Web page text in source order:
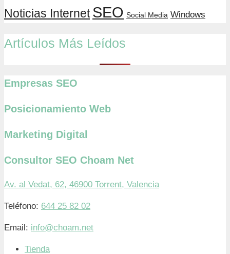
Noticias Internet SEO Social Media Windows
Artículos Más Leídos
Empresas SEO
Posicionamiento Web
Marketing Digital
Consultor SEO Choam Net
Av. al Vedat, 62, 46900 Torrent, Valencia
Teléfono: 644 25 82 02
Email: info@choam.net
Tienda